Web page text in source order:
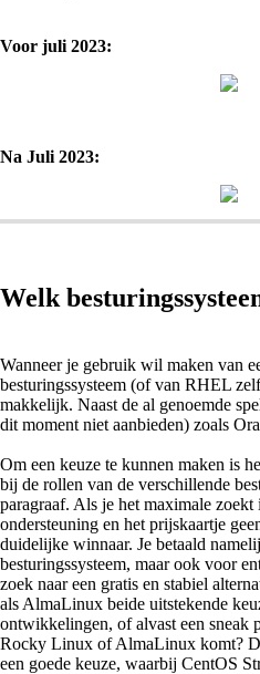
Voor juli 2023:
Na Juli 2023:
Welk
Wanneer je gebruik wil maken van
besturingssysteem (of van RHEL
makkelijk. Naast de al genoemde
dit moment niet aanbieden) zoals
Om een keuze te kunnen maken is
bij de rollen van de verschillende
paragraaf. Als je het maximale
ondersteuning en het prijskaartje
duidelijke winnaar. Je betaald
besturingssysteem, maar ook voor
zoek naar een gratis en stabiel
als AlmaLinux beide uitstekende
ontwikkelingen, of alvast een sneak
Rocky Linux of AlmaLinux komt?
een goede keuze, waarbij CentOS